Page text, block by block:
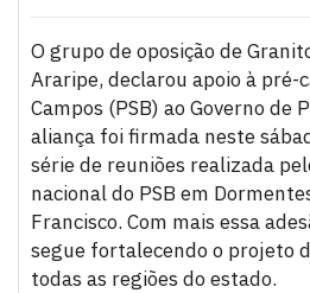
O grupo de oposição de
Araripe, declarou apoio à pré-
Campos (PSB) ao Governo de
aliança foi firmada neste
série de reuniões realizada
nacional do PSB em
Francisco. Com mais essa
segue fortalecendo o projeto
todas as regiões do estado.